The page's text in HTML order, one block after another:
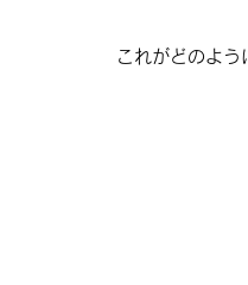
これがどのよ